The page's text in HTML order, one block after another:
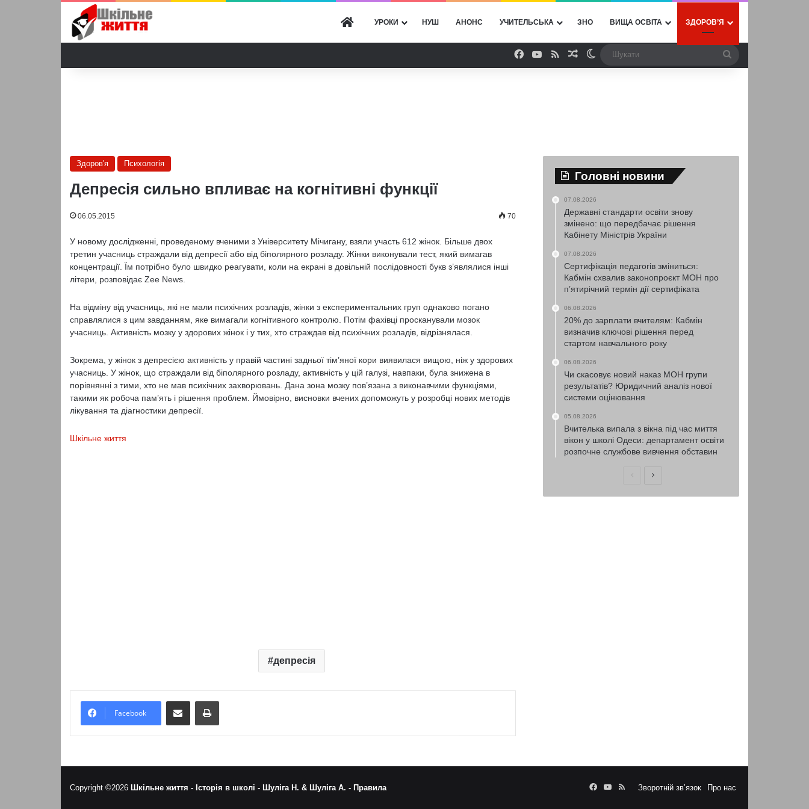
ГОЛОВНА
УРОКИ НУШ АНОНС УЧИТЕЛЬСЬКА ЗНО ВИЩА ОСВІТА ЗДОРОВ’Я
Facebook
YouTube
RSSВипадкова стаття
Switch skin
Здоров'я Психологія
Депресія сильно впливає на когнітивні функції
06.05.2015 70
У новому дослідженні, проведеному вченими з Університету Мічигану, взяли участь 612 жінок. Більше двох
третин учасниць страждали від депресії або від біполярного розладу. Жінки виконували тест, який вимагав
концентрації. Їм потрібно було швидко реагувати, коли на екрані в довільній послідовності букв з’являлися інші
літери, розповідає Zee News.
На відміну від учасниць, які не мали психічних розладів, жінки з експериментальних груп однаково погано
справлялися з цим завданням, яке вимагали когнітивного контролю. Потім фахівці просканували мозок
учасниць. Активність мозку у здорових жінок і у тих, хто страждав від психічних розладів, відрізнялася.
Зокрема, у жінок з депресією активність у правій частині задньої тім’яної кори виявилася вищою, ніж у здорових
учасниць. У жінок, що страждали від біполярного розладу, активність у цій галузі, навпаки, була знижена в
порівнянні з тими, хто не мав психічних захворювань. Дана зона мозку пов’язана з виконавчими функціями,
такими як робоча пам’ять і рішення проблем. Ймовірно, висновки вчених допоможуть у розробці нових методів
лікування та діагностики депресії.
Шкільне життя
депресія
Facebook
Надіслати електронною поштоюНадрукувати
Головні новини
07.08.2026
Державні стандарти освіти знову
змінено: що передбачає рішення
Кабінету Міністрів України
07.08.2026
Сертифікація педагогів зміниться:
Кабмін схвалив законопроєкт МОН про
п’ятирічний термін дії сертифіката
06.08.2026
20% до зарплати вчителям: Кабмін
визначив ключові рішення перед
стартом навчального року
06.08.2026
Чи скасовує новий наказ МОН групи
результатів? Юридичний аналіз нової
системи оцінювання
05.08.2026
Вчителька випала з вікна під час миття
вікон у школі Одеси: департамент освіти
розпочне службове вивчення обставин
ПопередняНаступна
Copyright ©2026 Шкільне життя - Історія в школі - Шуліга Н. & Шуліга А. - Правила Зворотній зв’язок Про нас
FacebookYouTube
RSS